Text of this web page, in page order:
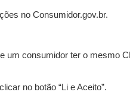
no Consumidor.gov.br.
um consumidor ter o mesmo
no botão “Li e Aceito”.